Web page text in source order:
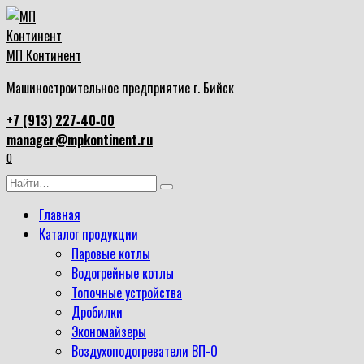
Перейти
к
содержанию
МП Континент
Машиностроительное предприятие г. Бийск
+7 (913) 227‑40‑00
manager@mpkontinent.ru
0
Search
Главная
Каталог продукции
Паровые котлы
Водогрейные котлы
Топочные устройства
Дробилки
Экономайзеры
Воздухоподогреватели ВП-О